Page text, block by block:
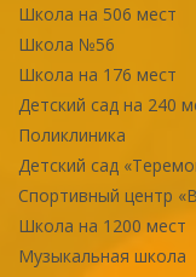
Школа на 506 мест
Школа №56
Школа на 176 мест
Детский сад на 240
Поликлиника
Детский сад
Спортивный центр
Школа на 1200 мест
Музыкальная школа